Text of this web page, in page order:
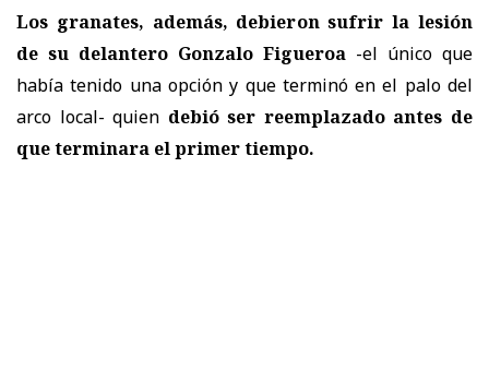
Los granates, además, debieron sufrir la lesión
de su delantero Gonzalo Figueroa -el único que
había tenido una opción y que terminó en el palo del
arco local- quien debió ser reemplazado antes de
que terminara el primer tiempo.